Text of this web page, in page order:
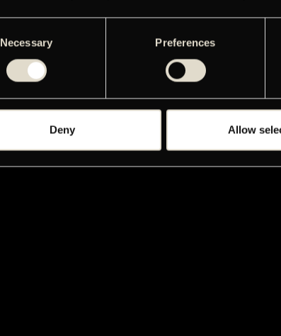
Necessary Preferences
Deny Allow